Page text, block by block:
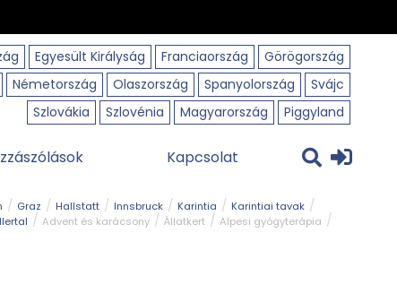
Egyesült Királyság Franciaország
Görögország
Németország Olaszország Spanyolország
Svájc
Szlovákia
Szlovénia Magyarország Piggyland
Kapcsolat
Graz Hallstatt Innsbruck Karintia
Karintiai tavak
Advent és karácsony Állatkert
Alpesi gyógyterápia